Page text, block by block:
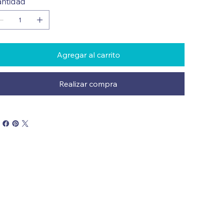
Agregar al carrito
Realizar compra